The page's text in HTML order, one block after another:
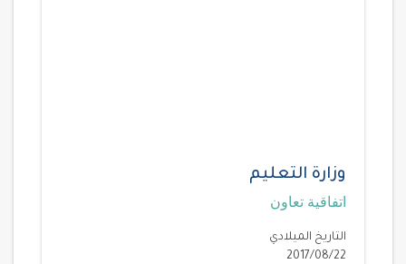
وزارة التعليم
اتفاقية تعاون
التاريخ الميلادي
2017/08/22